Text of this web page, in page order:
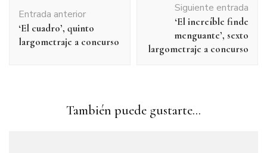
de
entradas
Entrada anterior
‘El cuadro’, quinto
largometraje a concurso
Siguiente entrada
‘El increíble finde
menguante’, sexto
largometraje a concurso
También puede gustarte...